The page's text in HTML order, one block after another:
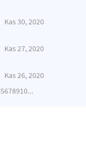
Kas 30, 2020
Kas 27, 2020
Kas 26, 2020
5678910...